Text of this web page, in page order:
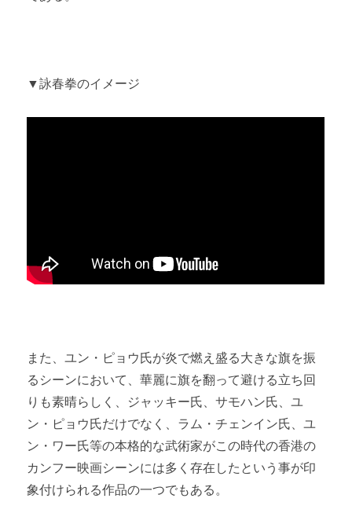
▼詠春拳のイメージ
また、ユン・ピョウ氏が炎で燃え盛る大きな旗を振
るシーンにおいて、華麗に旗を翻って避ける立ち回
りも素晴らしく、ジャッキー氏、サモハン氏、ユ
ン・ピョウ氏だけでなく、ラム・チェンイン氏、ユ
ン・ワー氏等の本格的な武術家がこの時代の香港の
カンフー映画シーンには多く存在したという事が印
象付けられる作品の一つでもある。